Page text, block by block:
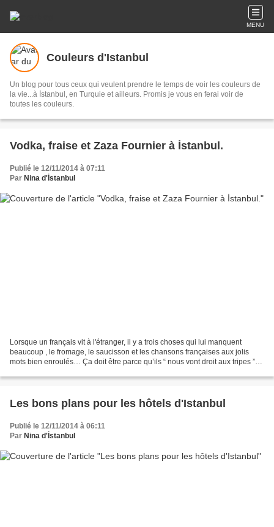
MENU
Couleurs d'Istanbul
Un blog pour tous ceux qui veulent prendre le temps de voir les couleurs de
la vie...à İstanbul, en Turquie et ailleurs. Promis je vous en ferai voir de
toutes les couleurs.
Vodka, fraise et Zaza Fournier à İstanbul.
Publié le 12/11/2014 à 07:11
Par Nina d'İstanbul
Lorsque un français vit à l'étranger, il y a trois choses qui lui manquent
beaucoup , le fromage, le saucisson et les chansons françaises aux jolis
mots bien enroulés… Ça doit être parce qu’ils “ nous vont droit aux tripes ”…
Les bons plans pour les hôtels d'Istanbul
Publié le 12/11/2014 à 06:11
Par Nina d'İstanbul